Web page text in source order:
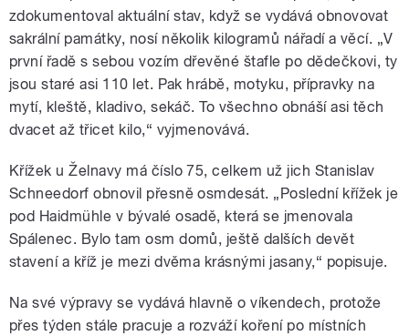
zdokumentoval aktuální stav, když se vydává obnovovat
sakrální památky, nosí několik kilogramů nářadí a věcí. „V
první řadě s sebou vozím dřevěné štafle po dědečkovi, ty
jsou staré asi 110 let. Pak hrábě, motyku, přípravky na
mytí, kleště, kladivo, sekáč. To všechno obnáší asi těch
dvacet až třicet kilo,“ vyjmenovává.
Křížek u Želnavy má číslo 75, celkem už jich Stanislav
Schneedorf obnovil přesně osmdesát. „Poslední křížek je
pod Haidmühle v bývalé osadě, která se jmenovala
Spálenec. Bylo tam osm domů, ještě dalších devět
stavení a kříž je mezi dvěma krásnými jasany,“ popisuje.
Na své výpravy se vydává hlavně o víkendech, protože
přes týden stále pracuje a rozváží koření po místních